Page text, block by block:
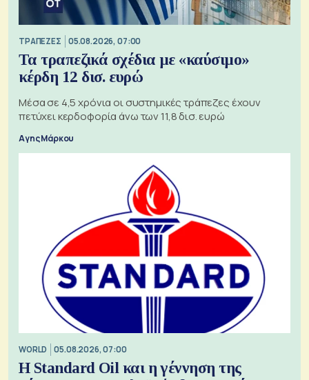
ΤΡΑΠΕΖΕΣ 05.08.2026, 07:00
Τα τραπεζικά σχέδια με «καύσιμο»
κέρδη 12 δισ. ευρώ
Μέσα σε 4,5 χρόνια οι συστημικές τράπεζες έχουν
πετύχει κερδοφορία άνω των 11,8 δισ. ευρώ
Αγης Μάρκου
WORLD 05.08.2026, 07:00
Η Standard Oil και η γέννηση της